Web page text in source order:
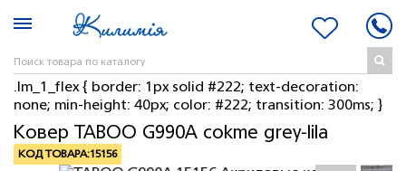
.lm_1_flex { border: 1px solid #222; text-decoration:
none; min-height: 40px; color: #222; transition: 300ms; }
Ковер TABOO G990A cokme grey-lila
КОД ТОВАРА:15156